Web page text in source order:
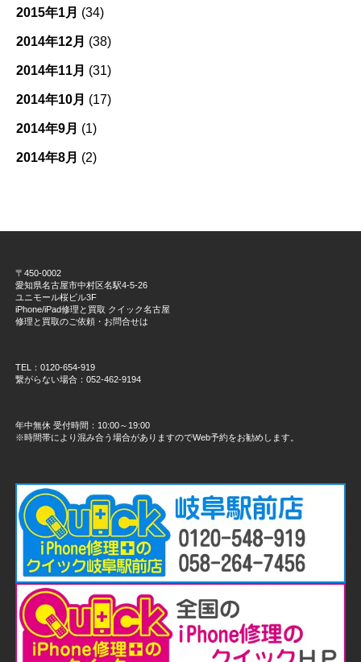
2015年1月 (34)
2014年12月 (38)
2014年11月 (31)
2014年10月 (17)
2014年9月 (1)
2014年8月 (2)
〒450-0002
愛知県名古屋市中村区名駅4-5-26
ユニモール桜ビル3F
iPhone/iPad修理と買取 クイック名古屋
修理と買取のご依頼・お問合せは
TEL：0120-654-919
繋がらない場合：052-462-9194
年中無休 受付時間：10:00～19:00
※時間帯により混み合う場合がありますのでWeb予約をお勧めします。